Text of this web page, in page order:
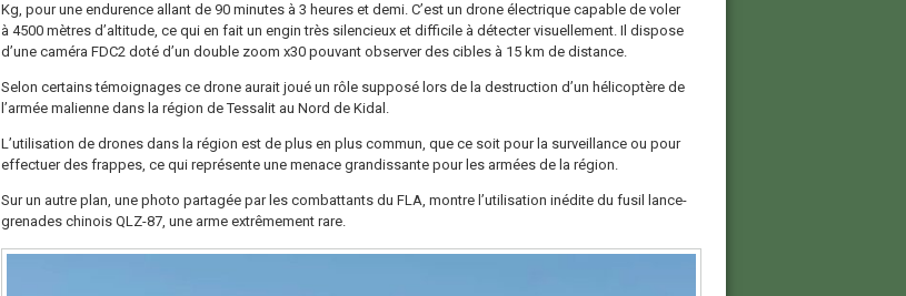
Kg, pour une endurence allant de 90 minutes à 3 heures et demi. C’est un drone électrique capable de voler
à 4500 mètres d’altitude, ce qui en fait un engin très silencieux et difficile à détecter visuellement. Il dispose
d’une caméra FDC2 doté d’un double zoom x30 pouvant observer des cibles à 15 km de distance.
Selon certains témoignages ce drone aurait joué un rôle supposé lors de la destruction d’un hélicoptère de
l’armée malienne dans la région de Tessalit au Nord de Kidal.
L’utilisation de drones dans la région est de plus en plus commun, que ce soit pour la surveillance ou pour
effectuer des frappes, ce qui représente une menace grandissante pour les armées de la région.
Sur un autre plan, une photo partagée par les combattants du FLA, montre l’utilisation inédite du fusil lance-
grenades chinois QLZ-87, une arme extrêmement rare.